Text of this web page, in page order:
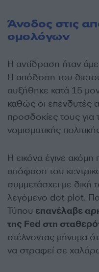
Άνοδος στις
ομολόγων
Η αντίδραση ήταν
Η απόδοση του
αυξήθηκε κατά 15
καθώς οι επενδυτές
προσδοκίες τους για
νομισματικής
Η εικόνα έγινε
απόφαση του
συμμετάσχει με
λεγόμενο dot plot.
Τύπου επανέλαβε
της Fed στη
στέλνοντας μήνυμα
να στραφεί σε